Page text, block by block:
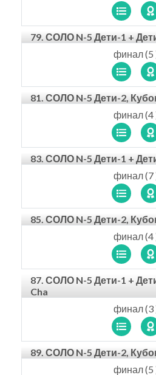
79. СОЛО N-5 Дети-1 +
финал (5
81. СОЛО N-5 Дети-2,
финал (4
83. СОЛО N-5 Дети-1 +
финал (7
85. СОЛО N-5 Дети-2,
финал (4
87. СОЛО N-5 Дети-1 +
Cha
финал (3
89. СОЛО N-5 Дети-2,
финал (5